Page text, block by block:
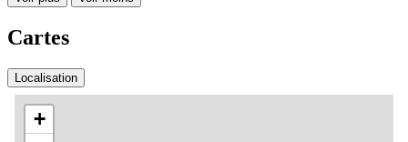
Cartes
Localisation